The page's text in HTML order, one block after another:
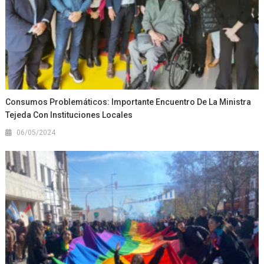
Consumos Problemáticos: Importante Encuentro De La Ministra
Tejeda Con Instituciones Locales
06/05/2024